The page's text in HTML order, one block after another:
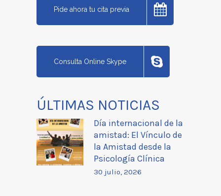
Pide ahora tu cita previa
Consulta Online Skype
ÚLTIMAS NOTICIAS
Día internacional de la
amistad: El Vínculo de
la Amistad desde la
Psicología Clínica
30 julio, 2026